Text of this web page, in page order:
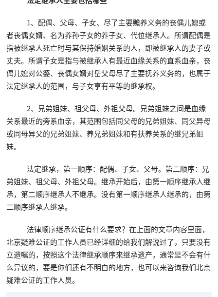
1、配偶、父母、子女、尽了主要赡养义务的丧偶儿媳或
者丧偶女婿、名为养孙子女的养子女、代位继承人。所谓配偶是
指被继承人死亡时与其保持婚姻关系的人，即被继承人的妻子或
丈夫。所谓子女是指与被继承人有最近血缘关系的直系血亲，丧
偶儿媳对公婆、丧偶女婿对岳父母尽了主要抚养义务的，也属于
法定继承人的范围，与子女享有平等的继承权。
2、兄弟姐妹、祖父母、外祖父母。兄弟姐妹之间是血缘
关系最近的旁系血亲，其范围包括同父母的兄弟姐妹、同父异母
或同母异父的兄弟姐妹、养兄弟姐妹和有扶养关系的继兄弟姐
妹。
法定继承，第一顺序：配偶、子女、父母。第二顺序：兄
弟姐妹、祖父母、外祖父母。继承开始后，由第一顺序继承人继
承，第二顺序继承人不继承。没有第一顺序继承人继承的，由第
二顺序继承人继承。
法律顺序继承公证有什么要求？在上面的文章内容里面，
北京疑难公证的工作人员已经详细的给我们解说过了，只要没有
立遗嘱的，按照这个法律继承顺序来继承遗产，通常是不会有什
么异议的，要是你们还有不明白的地方，也可以来咨询我们北京
疑难公证的工作人员。